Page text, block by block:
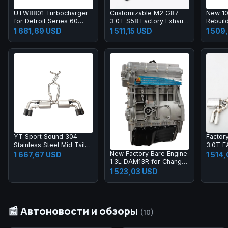
UTW8801 Turbocharger
for Detroit Series 60
23529000 721270
1 681,69 USD
Customizable M2 G87
3.0T S58 Factory Exhaust
Pipes 304 Stainless Steel
Midpipe
1 511,15 USD
New
CAT
1
YT Sport Sound 304
Stainless Steel Mid Tail
Dual Side Quad Exhaust
with Electronic Valve for
1 667,67 USD
New Factory Bare Engine
1.3L DAM13R for Changan
Q20 Chana T20 Hafei
Zhongyi Junyi Engine
1 523,03 USD
3.0T
1
📰 Автоновости и обзоры (10)